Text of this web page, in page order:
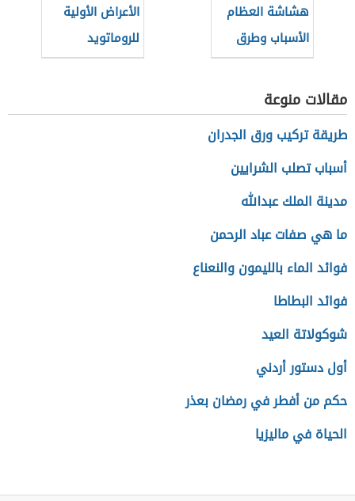
هشاشة العظام
الأسباب وطرق
الوقاية
الأعراض الأولية
للروماتويد
مقالات منوعة
طريقة تركيب ورق الجدران
أسباب تصلب الشرايين
مدينة الملك عبدالله
ما هي صفات عباد الرحمن
فوائد الماء بالليمون والنعناع
فوائد البطاطا
شوكولاتة العيد
أول دستور أردني
حكم من أفطر في رمضان بعذر
الحياة في ماليزيا